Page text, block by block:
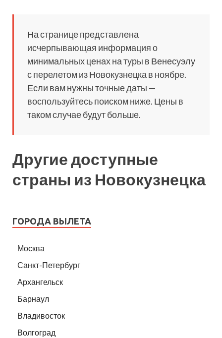
На странице представлена
исчерпывающая информация о
минимальных ценах на туры в Венесуэлу
с перелетом из Новокузнецка в ноябре.
Если вам нужны точные даты —
воспользуйтесь поиском ниже. Цены в
таком случае будут больше.
Другие доступные
страны из Новокузнецка
ГОРОДА ВЫЛЕТА
Москва
Санкт-Петербург
Архангельск
Барнаул
Владивосток
Волгоград